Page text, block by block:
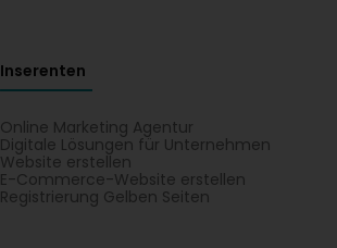
Inserenten
Online Marketing Agentur
Digitale Lösungen für Unternehmen
Website erstellen
E-Commerce-Website erstellen
Registrierung Gelben Seiten